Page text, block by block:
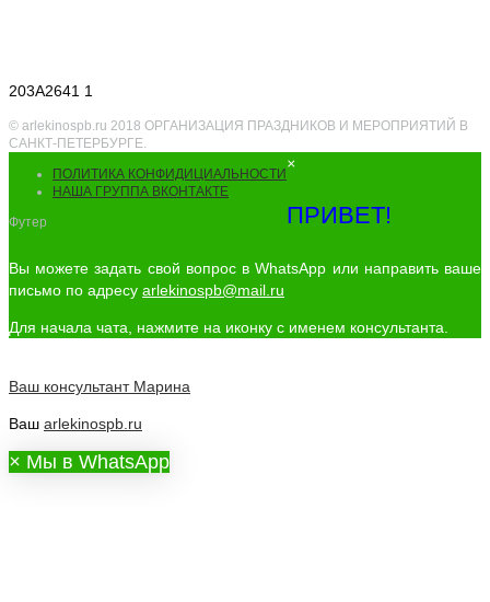
203A2641 1
© arlekinospb.ru 2018 ОРГАНИЗАЦИЯ ПРАЗДНИКОВ И МЕРОПРИЯТИЙ В
САНКТ-ПЕТЕРБУРГЕ.
ПОЛИТИКА КОНФИДИЦИАЛЬНОСТИ
НАША ГРУППА ВКОНТАКТЕ
Футер
×
ПРИВЕТ!
Вы можете задать свой вопрос в WhatsApp или направить ваше
письмо по адресу arlekinospb@mail.ru
Для начала чата, нажмите на иконку с именем консультанта.
Ваш консультант Марина
Ваш arlekinospb.ru
× Мы в WhatsApp